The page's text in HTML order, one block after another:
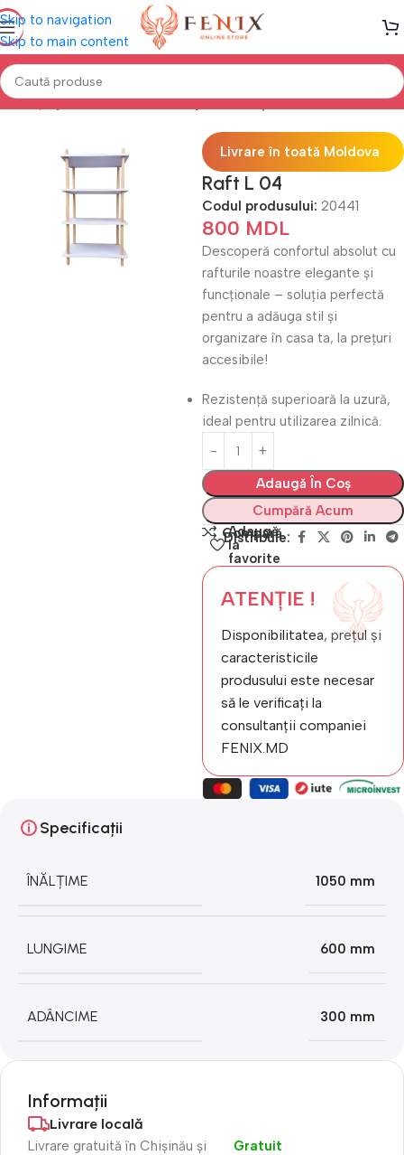
Skip to navigation
Skip to main content
Prima pagină Mobilă LIVING Etajere & Polițe
Livrare în toată Moldova
Raft L 04
Codul produsului: 20441
800 MDL
Descoperă confortul absolut cu
rafturile noastre elegante și
funcționale – soluția perfectă
pentru a adăuga stil și
organizare în casa ta, la prețuri
accesibile!
Rezistență superioară la uzură,
ideal pentru utilizarea zilnică.
Adaugă În Coș
Cumpără Acum
Compară
Adaugă
la
favorite
Distribuie:
ATENȚIE !
Disponibilitatea, prețul și
caracteristicile
produsului este necesar
să le verificați la
consultanții companiei
FENIX.MD
Specificații
ÎNĂLȚIME 1050 mm
LUNGIME 600 mm
ADÂNCIME 300 mm
Informații
Livrare locală
Livrare gratuită în Chișinău și
Gratuit